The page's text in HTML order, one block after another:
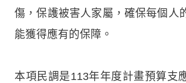
傷，保護被害人家屬，確保每個人
能獲得應有的保障。
本項民調是113年年度計畫預算支